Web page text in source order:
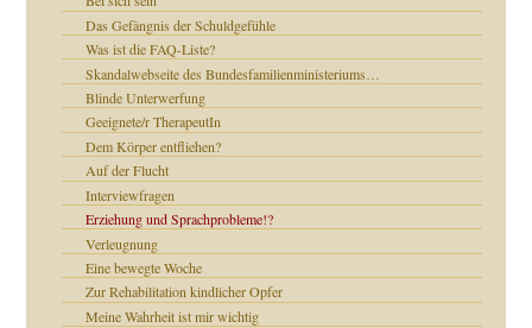
Das Gefängnis der Schuldgefühle
Was ist die FAQ-Liste?
Skandalwebseite des Bundesfamilienministeriums…
Blinde Unterwerfung
Geeignete/r TherapeutIn
Dem Körper entfliehen?
Auf der Flucht
Interviewfragen
Erziehung und Sprachprobleme!?
Verleugnung
Eine bewegte Woche
Zur Rehabilitation kindlicher Opfer
Meine Wahrheit ist mir wichtig